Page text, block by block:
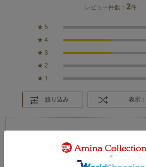
レビュー件数：2件
★ 5
★ 4
★ 3
★ 2
★ 1
絞り込み 表示